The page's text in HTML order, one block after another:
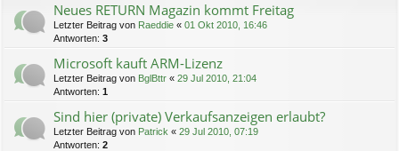
Neues RETURN Magazin kommt Freitag
Letzter Beitrag von Raeddie « 01 Okt 2010, 16:46
Antworten: 3
Microsoft kauft ARM-Lizenz
Letzter Beitrag von BglBttr « 29 Jul 2010, 21:04
Antworten: 1
Sind hier (private) Verkaufsanzeigen erlaubt?
Letzter Beitrag von Patrick « 29 Jul 2010, 07:19
Antworten: 2